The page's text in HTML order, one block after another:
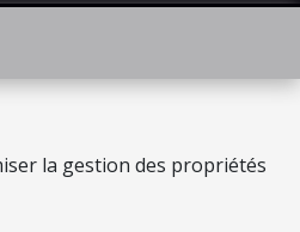
la gestion des propriétés